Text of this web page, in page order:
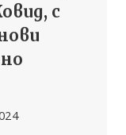
с